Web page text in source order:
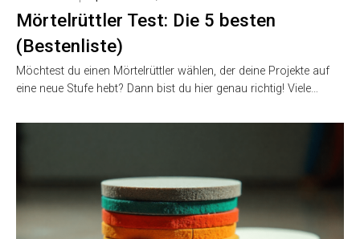
Mörtelrüttler Test: Die 5 besten
(Bestenliste)
Möchtest du einen Mörtelrüttler wählen, der deine Projekte auf
eine neue Stufe hebt? Dann bist du hier genau richtig! Viele…